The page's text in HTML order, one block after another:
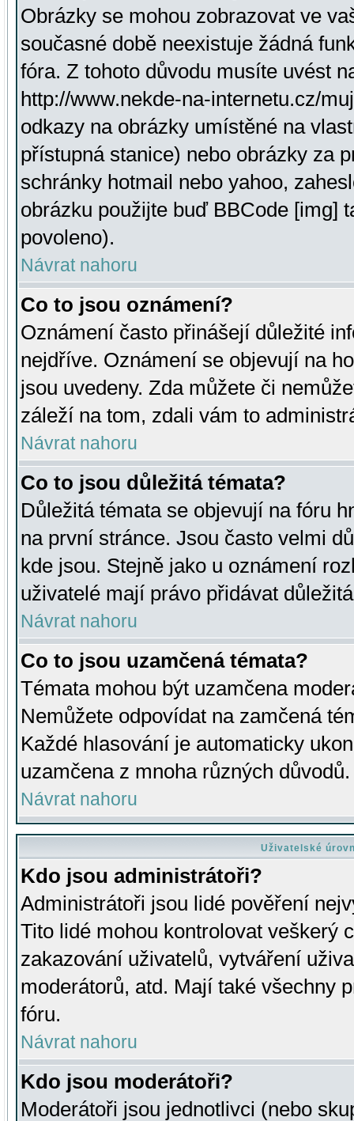
Obrázky se mohou zobrazovat ve
současné době neexistuje žádná
fóra. Z tohoto důvodu musíte uvést
http://www.nekde-na-internetu.cz/
odkazy na obrázky umístěné na
přístupná stanice) nebo obrázky za
schránky hotmail nebo yahoo,
obrázku použijte buď BBCode [img]
povoleno).
Návrat nahoru
Co to jsou oznámení?
Oznámení často přinášejí důležité
nejdříve. Oznámení se objevují na
jsou uvedeny. Zda můžete či
záleží na tom, zdali vám to
Návrat nahoru
Co to jsou důležitá témata?
Důležitá témata se objevují na fóru
na první stránce. Jsou často velmi
kde jsou. Stejně jako u oznámení
uživatelé mají právo přidávat
Návrat nahoru
Co to jsou uzamčená témata?
Témata mohou být uzamčena
Nemůžete odpovídat na zamčená
Každé hlasování je automaticky
uzamčena z mnoha různých důvodů.
Návrat nahoru
Uživatelské
Kdo jsou administrátoři?
Administrátoři jsou lidé pověření
Tito lidé mohou kontrolovat veškerý
zakazování uživatelů, vytváření
moderátorů, atd. Mají také všechny
fóru.
Návrat nahoru
Kdo jsou moderátoři?
Moderátoři jsou jednotlivci (nebo